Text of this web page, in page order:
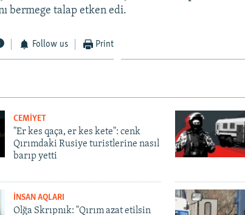
bermege talap etken edi.
Follow us Print
CEMİYET
"Er kes qaça, er kes kete": cenk
Qırımdaki Rusiye turistlerine nasıl
barıp yetti
İNSAN AQLARI
Olğa Skrıpnık: "Qırım azat etilsin